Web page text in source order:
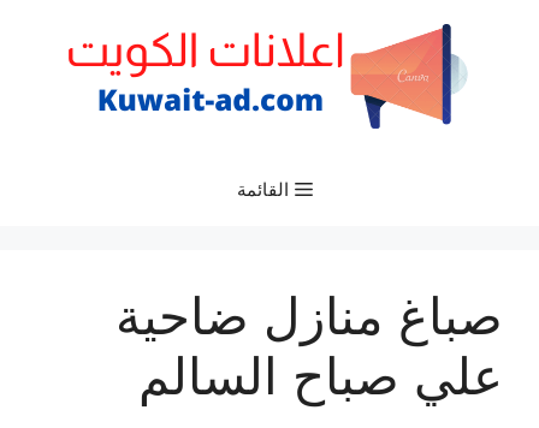
القائمة
صباغ منازل ضاحية
علي صباح السالم